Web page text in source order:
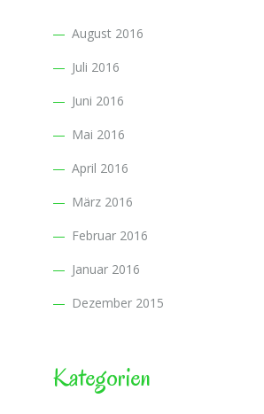
August 2016
Juli 2016
Juni 2016
Mai 2016
April 2016
März 2016
Februar 2016
Januar 2016
Dezember 2015
Kategorien